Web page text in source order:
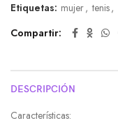
5
Etiquetas: mujer, tenis,
Compartir
DESCRIPCIÓN
Características: